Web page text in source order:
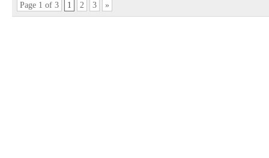
Page 1 of 3 1 2 3 »